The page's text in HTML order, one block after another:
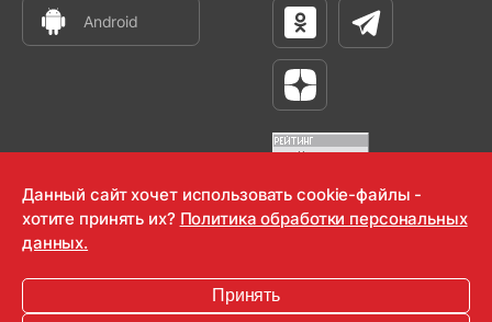
Android
Одноклассники
Телеграм
Яндекс Дзен
OOO "Радио-Любовь" 2000-2026
Данный сайт хочет использовать cookie-файлы -
хотите принять их? Политика обработки персональных
данных.
Принять